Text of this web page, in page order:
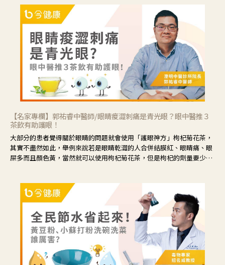
【名家專欄】郭祐睿中醫師/眼睛痠澀刺痛是青光眼？眼中醫推３
茶飲有助護眼！
大部分的患者覺得關於眼睛的問題就會使用「護眼神方」枸杞菊花茶，
其實不盡然如此，舉例來說若是眼睛乾澀的人合併結膜紅、眼睛痛、眼
屎多而且顏色黃，當然就可以使用枸杞菊花茶，但是枸杞的劑量要少，
候就要使用菊花、金銀花來治療；假如單純的眼睛乾澀，結膜沒有紅，
眼睛周圍沒有眼屎，這種情況是屬於「陰虛」，就可以使用枸杞、蓮
藕、麥門冬、山藥等比較滋潤的藥材，效果就更顯著。